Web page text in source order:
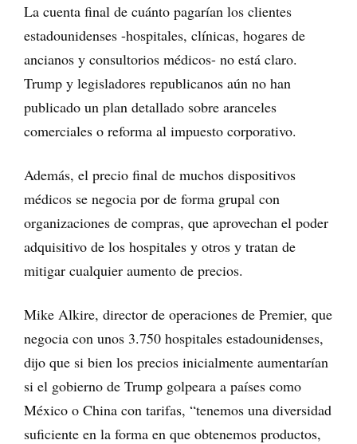
La cuenta final de cuánto pagarían los clientes
estadounidenses -hospitales, clínicas, hogares de
ancianos y consultorios médicos- no está claro.
Trump y legisladores republicanos aún no han
publicado un plan detallado sobre aranceles
comerciales o reforma al impuesto corporativo.
Además, el precio final de muchos dispositivos
médicos se negocia por de forma grupal con
organizaciones de compras, que aprovechan el poder
adquisitivo de los hospitales y otros y tratan de
mitigar cualquier aumento de precios.
Mike Alkire, director de operaciones de Premier, que
negocia con unos 3.750 hospitales estadounidenses,
dijo que si bien los precios inicialmente aumentarían
si el gobierno de Trump golpeara a países como
México o China con tarifas, “tenemos una diversidad
suficiente en la forma en que obtenemos productos,